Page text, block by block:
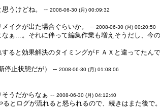
思うけどね。 --2008-06-30 (月) 00:09:32
メイクが出た場合ぐらいか。 --2008-06-30 (月) 00:20:50
ぁ…。それに伴って編集作業も増えそうだし、今
ると効果解決のタイミングがＦＡＸと違ってたん
停止状態だが） --2008-06-30 (月) 01:08:06
そうだからなぁ --2008-06-30 (月) 04:12:40
とログが流れると怒られるので、続きはまた後で